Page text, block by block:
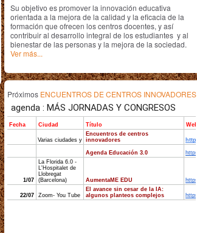
Su objetivo es promover la innovación educativa
orientada a la mejora de la calidad y la eficacia de la
formación que ofrecen los centros docentes, y así
contribuir al desarrollo integral de los estudiantes y al
bienestar de las personas y la mejora de la sociedad.
Ver más...
Próximos ENCUENTROS DE CENTROS INNOVADORES